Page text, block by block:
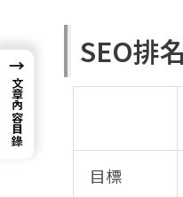
SEO排
目標
→
文章內容目錄